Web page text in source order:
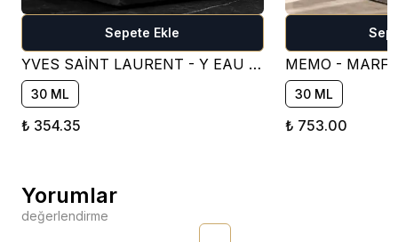
Sepete Ekle
YVES SAİNT LAURENT - Y EAU DE PARFUM PARFÜM ESANSI ( TATLI )
30 ML
₺ 354.35
30 ML
₺ 753.00
Yorumlar
değerlendirme